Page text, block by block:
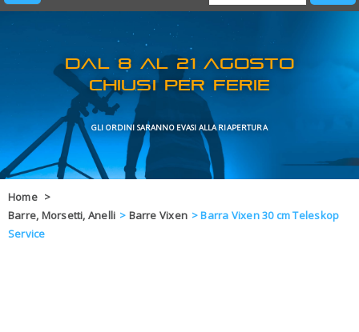
PRODOTTI
LEARN & FUN
MARCHI
OFFERTE
BLOG
Home >
Barre, Morsetti, Anelli > Barre Vixen >Barra Vixen 30 cm Teleskop
Service